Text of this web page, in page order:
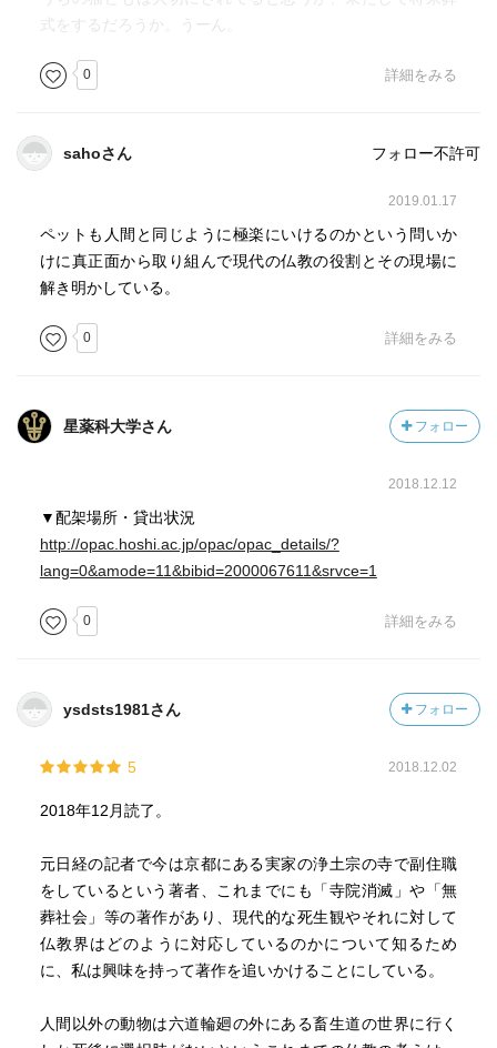
式をするだろうか。うーん。
0 詳細をみる
sahoさん フォロー不許可
2019.01.17
ペットも人間と同じように極楽にいけるのかという問いか
けに真正面から取り組んで現代の仏教の役割とその現場に
解き明かしている。
0 詳細をみる
星薬科大学さん フォロー
2018.12.12
▼配架場所・貸出状況
http://opac.hoshi.ac.jp/opac/opac_details/?
lang=0&amode=11&bibid=2000067611&srvce=1
0 詳細をみる
ysdsts1981さん フォロー
5 2018.12.02
2018年12月読了。
元日経の記者で今は京都にある実家の浄土宗の寺で副住職
をしているという著者、これまでにも「寺院消滅」や「無
葬社会」等の著作があり、現代的な死生観やそれに対して
仏教界はどのように対応しているのかについて知るため
に、私は興味を持って著作を追いかけることにしている。
人間以外の動物は六道輪廻の外にある畜生道の世界に行く